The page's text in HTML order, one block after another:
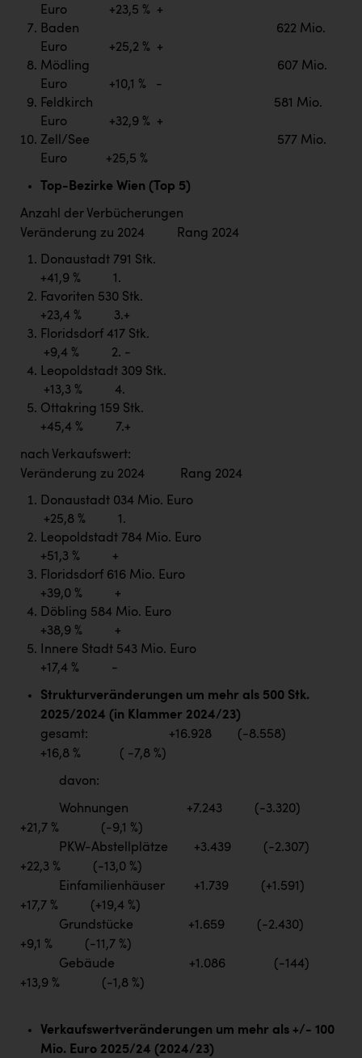
Euro +23,5 % +
Baden 622 Mio.
Euro +25,2 % +
Mödling 607 Mio.
Euro +10,1 % -
Feldkirch 581 Mio.
Euro +32,9 % +
Zell/See 577 Mio.
Euro +25,5 %
Top-Bezirke Wien (Top 5)
Anzahl der Verbücherungen
Veränderung zu 2024 Rang 2024
Donaustadt 791 Stk.
+41,9 % 1.
Favoriten 530 Stk.
+23,4 % 3.+
Floridsdorf 417 Stk.
+9,4 % 2. -
Leopoldstadt 309 Stk.
+13,3 % 4.
Ottakring 159 Stk.
+45,4 % 7.+
nach Verkaufswert:
Veränderung zu 2024 Rang 2024
Donaustadt 034 Mio. Euro
+25,8 % 1.
Leopoldstadt 784 Mio. Euro
+51,3 % +
Floridsdorf 616 Mio. Euro
+39,0 % +
Döbling 584 Mio. Euro
+38,9 % +
Innere Stadt 543 Mio. Euro
+17,4 % -
Strukturveränderungen um mehr als 500 Stk.
2025/2024 (in Klammer 2024/23)
gesamt: +16.928 (-8.558)
+16,8 % ( -7,8 %)
davon:
Wohnungen +7.243 (-3.320)
+21,7 % (-9,1 %)
PKW-Abstellplätze +3.439 (-2.307)
+22,3 % (-13,0 %)
Einfamilienhäuser +1.739 (+1.591)
+17,7 % (+19,4 %)
Grundstücke +1.659 (-2.430)
+9,1 % (-11,7 %)
Gebäude +1.086 (-144)
+13,9 % (-1,8 %)
Verkaufswertveränderungen um mehr als +/- 100
Mio. Euro 2025/24 (2024/23)